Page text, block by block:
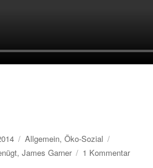
Kategorien
Allgemein,Öko-Sozial
,James Garner 1 Kommentarzu